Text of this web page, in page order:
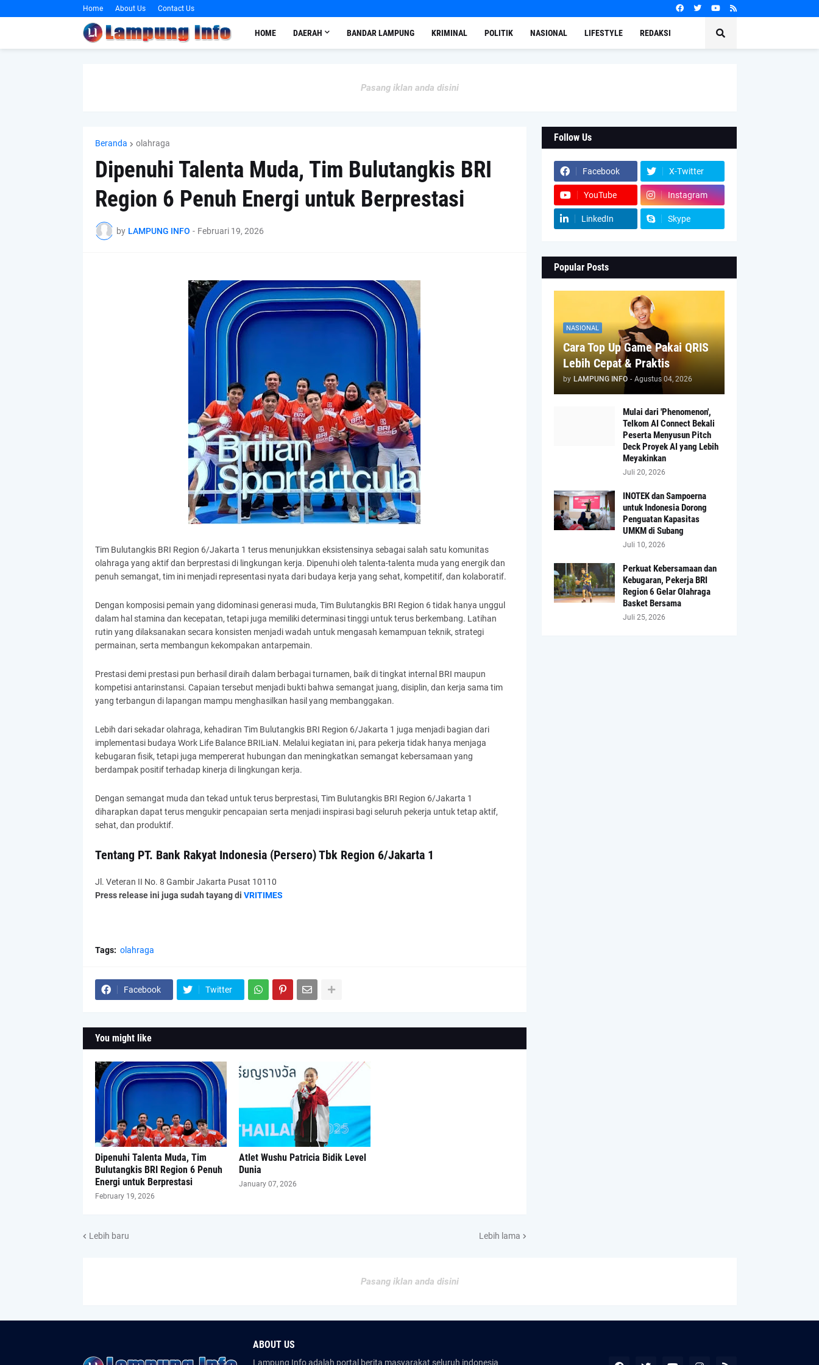
Home About Us Contact Us
HOME DAERAH BANDAR LAMPUNG KRIMINAL POLITIK NASIONAL LIFESTYLE REDAKSI
Pasang iklan anda disini
Beranda olahraga
Dipenuhi Talenta Muda, Tim Bulutangkis BRI
Region 6 Penuh Energi untuk Berprestasi
by LAMPUNG INFO - Februari 19, 2026
Tim Bulutangkis BRI Region 6/Jakarta 1 terus menunjukkan eksistensinya sebagai salah satu komunitas
olahraga yang aktif dan berprestasi di lingkungan kerja. Dipenuhi oleh talenta-talenta muda yang energik dan
penuh semangat, tim ini menjadi representasi nyata dari budaya kerja yang sehat, kompetitif, dan kolaboratif.
Dengan komposisi pemain yang didominasi generasi muda, Tim Bulutangkis BRI Region 6 tidak hanya unggul
dalam hal stamina dan kecepatan, tetapi juga memiliki determinasi tinggi untuk terus berkembang. Latihan
rutin yang dilaksanakan secara konsisten menjadi wadah untuk mengasah kemampuan teknik, strategi
permainan, serta membangun kekompakan antarpemain.
Prestasi demi prestasi pun berhasil diraih dalam berbagai turnamen, baik di tingkat internal BRI maupun
kompetisi antarinstansi. Capaian tersebut menjadi bukti bahwa semangat juang, disiplin, dan kerja sama tim
yang terbangun di lapangan mampu menghasilkan hasil yang membanggakan.
Lebih dari sekadar olahraga, kehadiran Tim Bulutangkis BRI Region 6/Jakarta 1 juga menjadi bagian dari
implementasi budaya Work Life Balance BRILiaN. Melalui kegiatan ini, para pekerja tidak hanya menjaga
kebugaran fisik, tetapi juga mempererat hubungan dan meningkatkan semangat kebersamaan yang
berdampak positif terhadap kinerja di lingkungan kerja.
Dengan semangat muda dan tekad untuk terus berprestasi, Tim Bulutangkis BRI Region 6/Jakarta 1
diharapkan dapat terus mengukir pencapaian serta menjadi inspirasi bagi seluruh pekerja untuk tetap aktif,
sehat, dan produktif.
Tentang PT. Bank Rakyat Indonesia (Persero) Tbk Region 6/Jakarta 1
Jl. Veteran II No. 8 Gambir Jakarta Pusat 10110
Press release ini juga sudah tayang di VRITIMES
Tags: olahraga
Facebook Twitter
You might like
Dipenuhi Talenta Muda, Tim
Bulutangkis BRI Region 6 Penuh
Energi untuk Berprestasi
February 19, 2026
Atlet Wushu Patricia Bidik Level
Dunia
January 07, 2026
Lebih baru Lebih lama
Follow Us
Facebook X-Twitter
YouTube Instagram
LinkedIn Skype
Popular Posts
NASIONAL
Cara Top Up Game Pakai QRIS
Lebih Cepat & Praktis
by LAMPUNG INFO - Agustus 04, 2026
Mulai dari 'Phenomenon',
Telkom AI Connect Bekali
Peserta Menyusun Pitch
Deck Proyek AI yang Lebih
Meyakinkan
Juli 20, 2026
INOTEK dan Sampoerna
untuk Indonesia Dorong
Penguatan Kapasitas
UMKM di Subang
Juli 10, 2026
Perkuat Kebersamaan dan
Kebugaran, Pekerja BRI
Region 6 Gelar Olahraga
Basket Bersama
Juli 25, 2026
Pasang iklan anda disini
ABOUT US
Lampung Info adalah portal berita masyarakat seluruh indonesia